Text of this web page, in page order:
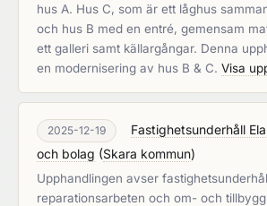
hus A. Hus C, som är ett låghus
och hus B med en entré, gemensam
ett galleri samt källargångar. Denna
en modernisering av hus B & C. Visa
2025-12-19
Fastighetsunderhåll
och bolag (Skara kommun)
Upphandlingen avser
reparationsarbeten och om- och